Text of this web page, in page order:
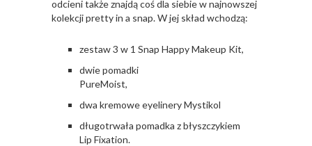
odcieni także znajdą coś dla siebie w najnowszej
kolekcji pretty in a snap. W jej skład wchodzą:
zestaw 3 w 1 Snap Happy Makeup Kit,
dwie pomadki
PureMoist,
dwa kremowe eyelinery Mystikol
długotrwała pomadka z błyszczykiem
Lip Fixation.